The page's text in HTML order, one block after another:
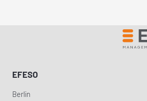
EFESO
Berlin